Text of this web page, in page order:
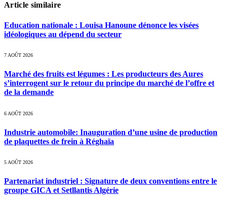
Article similaire
Education nationale : Louisa Hanoune dénonce les visées
idéologiques au dépend du secteur
7 AOÛT 2026
Marché des fruits est légumes : Les producteurs des Aures
s’interrogent sur le retour du principe du marché de l’offre et
de la demande
6 AOÛT 2026
Industrie automobile: Inauguration d’une usine de production
de plaquettes de frein à Réghaïa
5 AOÛT 2026
Partenariat industriel : Signature de deux conventions entre le
groupe GICA et Setllantis Algérie